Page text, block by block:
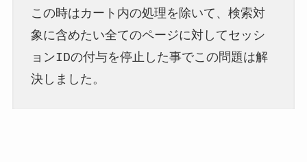
この時はカート内の処理を除いて、検索対
象に含めたい全てのページに対してセッシ
ョンIDの付与を停止した事でこの問題は解
決しました。